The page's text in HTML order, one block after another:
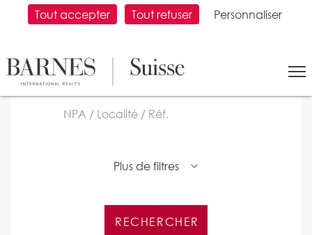
BARNES Suisse
Plus de filtres
Tout accepter Tout refuser Personnaliser